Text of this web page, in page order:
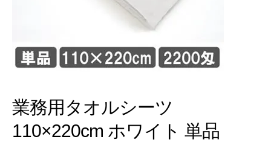
業務用タオルシーツ
110×220cm ホワイト 単品